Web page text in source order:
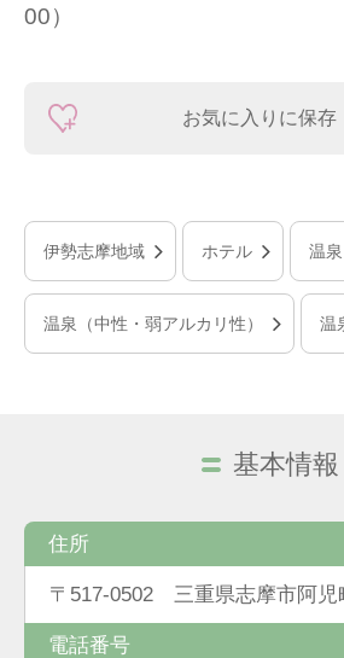
00）
お気に入りに保存
伊勢志摩地域 ホテル 温泉
温泉（中性・弱アルカリ性） 温
基本情報
住所
〒517-0502 三重県志摩市阿児
電話番号